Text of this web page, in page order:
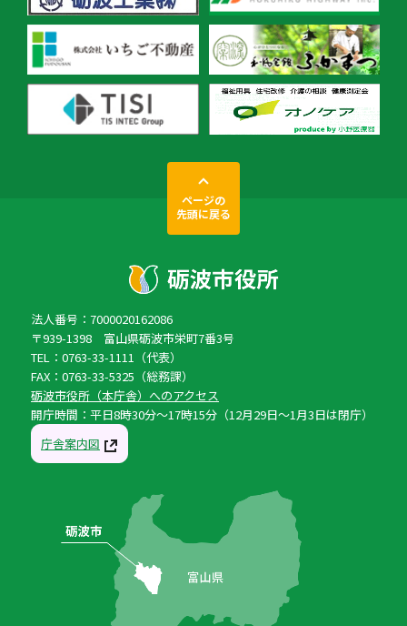
ページの
先頭に戻る
法人番号：7000020162086
〒939-1398 富山県砺波市栄町7番3号
TEL：0763-33-1111（代表）
FAX：0763-33-5325（総務課）
砺波市役所（本庁舎）へのアクセス
開庁時間：平日8時30分〜17時15分（12月29日〜1月3日は閉庁）
庁舎案内図